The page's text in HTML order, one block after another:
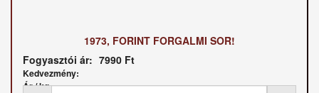
1973, FORINT FORGALMI SOR!
Fogyasztói ár: 7990 Ft
Kedvezmény:
Ár / kg: